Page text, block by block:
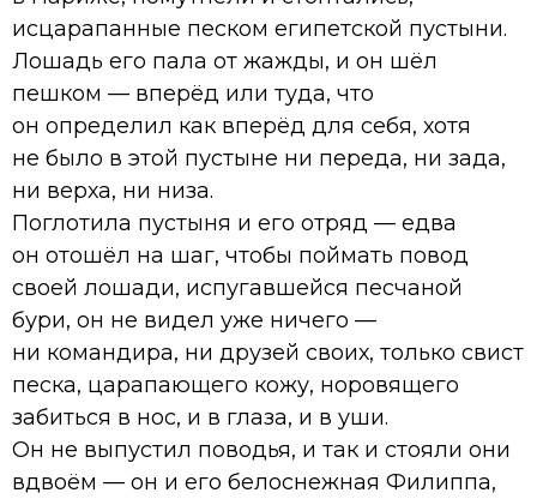
исцарапанные песком египетской пустыни.
Лошадь его пала от жажды, и он шёл
пешком — вперёд или туда, что
он определил как вперёд для себя, хотя
не было в этой пустыне ни переда, ни зада,
ни верха, ни низа.
Поглотила пустыня и его отряд — едва
он отошёл на шаг, чтобы поймать повод
своей лошади, испугавшейся песчаной
бури, он не видел уже ничего —
ни командира, ни друзей своих, только свист
песка, царапающего кожу, норовящего
забиться в нос, и в глаза, и в уши.
Он не выпустил поводья, и так и стояли они
вдвоём — он и его белоснежная Филиппа,